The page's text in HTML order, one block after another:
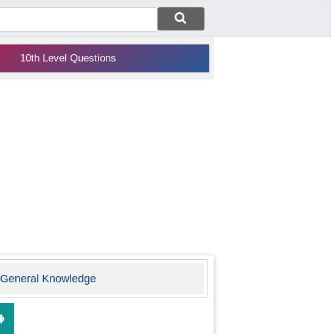
10th Level Questions
General Knowledge